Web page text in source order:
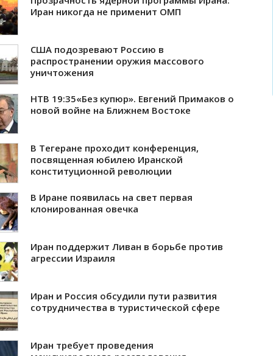
Иран никогда не применит ОМП
США подозревают Россию в
распространении оружия массового
уничтожения
НТВ 19:35«Без купюр». Евгений Примаков о
новой войне на Ближнем Востоке
В Тегеране проходит конференция,
посвященная юбилею Иранской
конституционной революции
В Иране появилась на свет первая
клонированная овечка
Иран поддержит Ливан в борьбе против
агрессии Израиля
Иран и Россия обсудили пути развития
сотрудничества в туристической сфере
Иран требует проведения